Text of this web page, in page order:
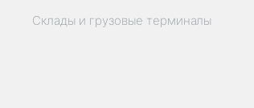
Склады и грузовые терминалы